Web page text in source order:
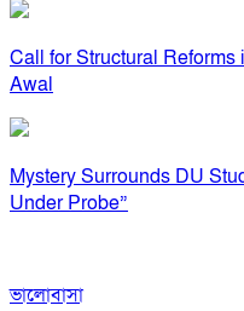
Call for Structural
Awal
Mystery Surrounds DU
Under Probe”
ভালোবাসা